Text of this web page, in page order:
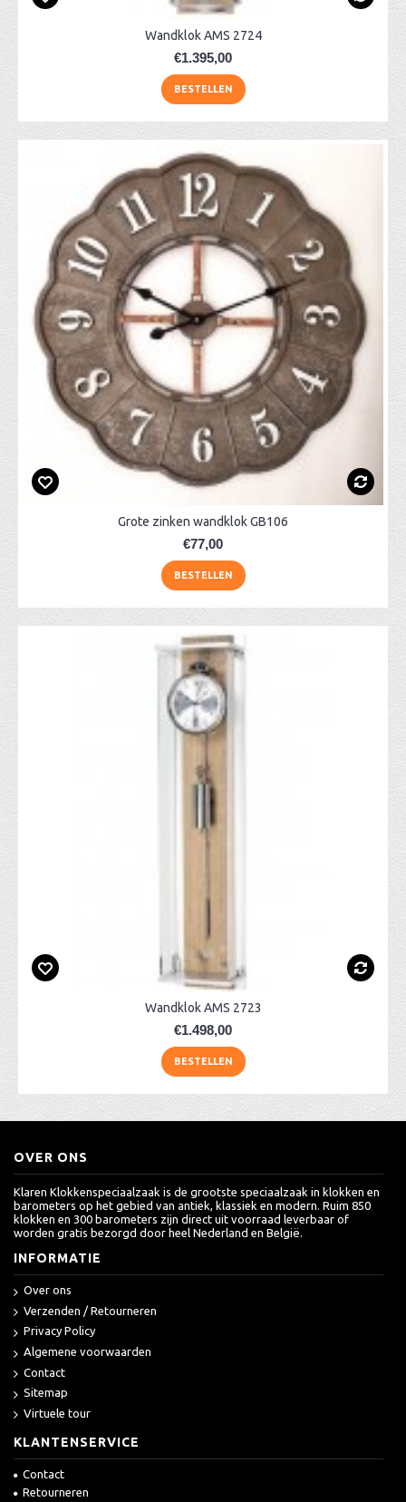
Wandklok AMS 2724
€1.395,00
BESTELLEN
Grote zinken wandklok GB106
€77,00
BESTELLEN
Wandklok AMS 2723
€1.498,00
BESTELLEN
OVER ONS
Klaren Klokkenspeciaalzaak is de grootste speciaalzaak in klokken en
barometers op het gebied van antiek, klassiek en modern. Ruim 850
klokken en 300 barometers zijn direct uit voorraad leverbaar of
worden gratis bezorgd door heel Nederland en België.
INFORMATIE
Over ons
Verzenden / Retourneren
Privacy Policy
Algemene voorwaarden
Contact
Sitemap
Virtuele tour
KLANTENSERVICE
Contact
Retourneren